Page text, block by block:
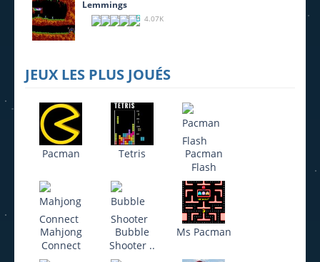
Lemmings
4.07K
JEUX LES PLUS JOUÉS
Pacman Tetris
Pacman
Flash
Mahjong
Connect
Bubble
Shooter ..
Ms Pacman